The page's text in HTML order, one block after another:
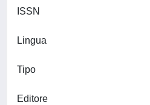
ISSN
Lingua
Tipo
Editore